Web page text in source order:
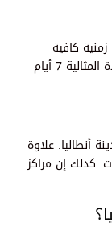
كافية
لاكتشاف كافة معالم المدينة عن قُرب. وتعدّ المدة المثالية 7 أيام
أنطاليا. علاوة
كذلك إن مراكز